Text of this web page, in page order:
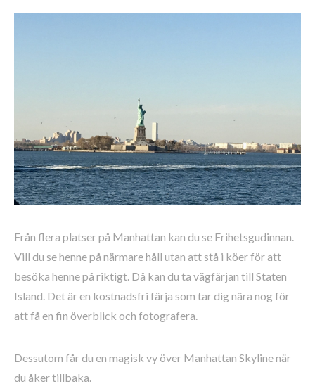
Från flera platser på Manhattan kan du se Frihetsgudinnan.
Vill du se henne på närmare håll utan att stå i köer för att
besöka henne på riktigt. Då kan du ta vägfärjan till Staten
Island. Det är en kostnadsfri färja som tar dig nära nog för
att få en fin överblick och fotografera.
Dessutom får du en magisk vy över Manhattan Skyline när
du åker tillbaka.